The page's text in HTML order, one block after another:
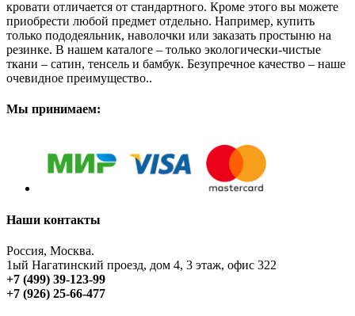
кровати отличается от стандартного. Кроме этого вы можете
приобрести любой предмет отдельно. Например, купить
только пододеяльник, наволочки или заказать простыню на
резинке. В нашем каталоге – только экологически-чистые
ткани – сатин, тенсель и бамбук. Безупречное качество – наше
очевидное преимущество..
Мы принимаем:
Наши контакты
Россия, Москва.
1ый Нагатинский проезд, дом 4, 3 этаж, офис 322
+7 (499) 39-123-99
+7 (926) 25-66-477